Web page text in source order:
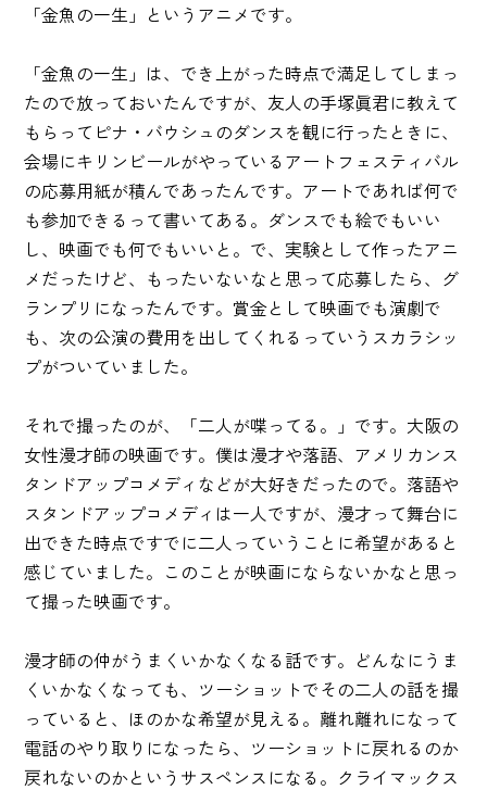
「金魚の一生」というアニメです。
「金魚の一生」は、でき上がった時点で満足してしまっ
たので放っておいたんですが、友人の手塚眞君に教えて
もらってピナ・バウシュのダンスを観に行ったときに、
会場にキリンビールがやっているアートフェスティバル
の応募用紙が積んであったんです。アートであれば何で
も参加できるって書いてある。ダンスでも絵でもいい
し、映画でも何でもいいと。で、実験として作ったアニ
メだったけど、もったいないなと思って応募したら、グ
ランプリになったんです。賞金として映画でも演劇で
も、次の公演の費用を出してくれるっていうスカラシッ
プがついていました。
それで撮ったのが、「二人が喋ってる。」です。大阪の
女性漫才師の映画です。僕は漫才や落語、アメリカンス
タンドアップコメディなどが大好きだったので。落語や
スタンドアップコメディは一人ですが、漫才って舞台に
出できた時点ですでに二人っていうことに希望があると
感じていました。このことが映画にならないかなと思っ
て撮った映画です。
漫才師の仲がうまくいかなくなる話です。どんなにうま
くいかなくなっても、ツーショットでその二人の話を撮
っていると、ほのかな希望が見える。離れ離れになって
電話のやり取りになったら、ツーショットに戻れるのか
戻れないのかというサスペンスになる。クライマックス